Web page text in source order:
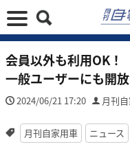
会員以外も利用OK！
一般ユーザーにも開放
2024/06/21 17:20 月刊
月刊自家用車 ニュース